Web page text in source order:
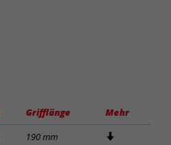
Grifflänge
Mehr
190 mm